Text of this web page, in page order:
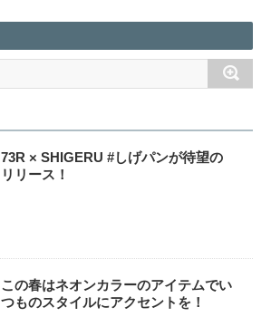
73R × SHIGERU #しげパンが待望の
リリース！
この春はネオンカラーのアイテムでい
つものスタイルにアクセントを！